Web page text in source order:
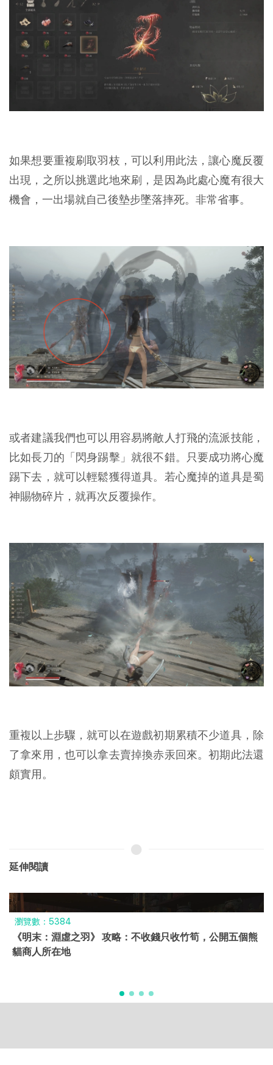
如果想要重複刷取羽枝，可以利用此法，讓心魔反覆
出現，之所以挑選此地來刷，是因為此處心魔有很大
機會，一出場就自己後墊步墜落摔死。非常省事。
或者建議我們也可以用容易將敵人打飛的流派技能，
比如長刀的「閃身踢擊」就很不錯。只要成功將心魔
踢下去，就可以輕鬆獲得道具。若心魔掉的道具是蜀
神賜物碎片，就再次反覆操作。
重複以上步驟，就可以在遊戲初期累積不少道具，除
了拿來用，也可以拿去賣掉換赤汞回來。初期此法還
頗實用。
延伸閱讀
瀏覽數：5384
《明末：淵虛之羽》 攻略：不收錢只收竹筍，公開五個熊
貓商人所在地